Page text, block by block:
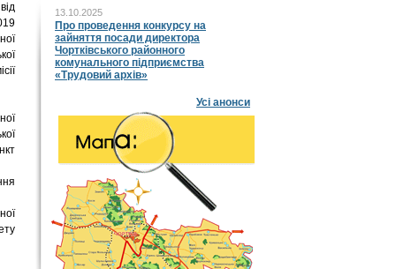
13.10.2025
Про проведення конкурсу на
зайняття посади директора
Чортківського районного
комунального підприємства
«Трудовий архів»
Усі анонси